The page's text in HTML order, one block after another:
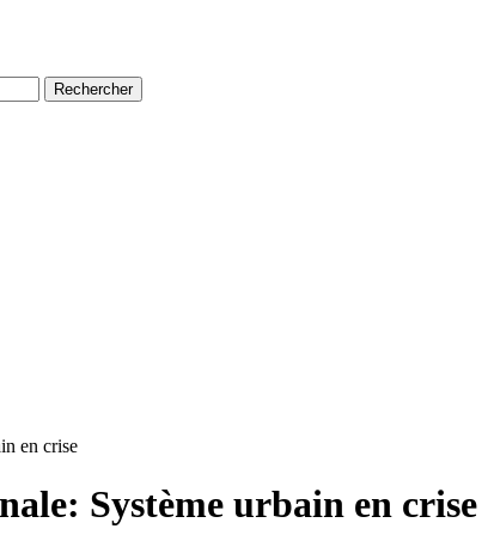
Rechercher
en crise
Système urbain en crise